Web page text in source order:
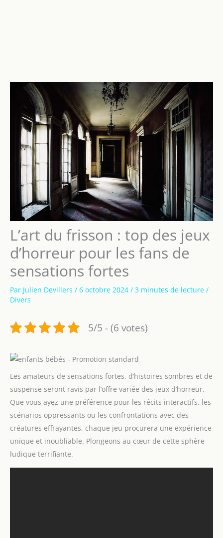
L’art du frisson : top des jeux
d’horreur pour les fans de
sensations fortes
Par Julien Devillers / 6 octobre 2024 / 3 minutes de lecture /
Divers
5/5 - (6 votes)
Les amateurs de sensations fortes, d’histoires sombres et de
suspense seront ravis par l’offre variée des jeux d’horreur.
Que vous ayez une préférence pour les récits interactifs, les
scénarios oppressants ou les confrontations avec des
créatures effrayantes, chaque jeu procurera une expérience
unique et inoubliable. Plongeons au cœur de cette sphère
ludique terrifiante.